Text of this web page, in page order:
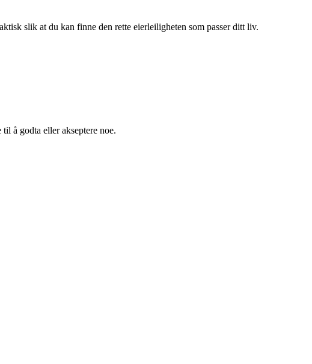
slik at du kan finne den rette eierleiligheten som passer ditt liv.
å godta eller akseptere noe.